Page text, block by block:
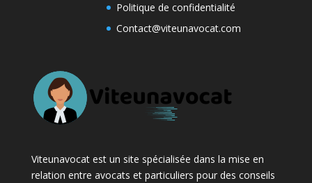
Politique de confidentialité
Contact@viteunavocat.com
Viteunavocat est un site spécialisée dans la mise en
relation entre avocats et particuliers pour des conseils